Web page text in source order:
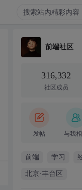
前端社区
316,332
社区成员
发帖 与我
前端 学习
北京·丰台区